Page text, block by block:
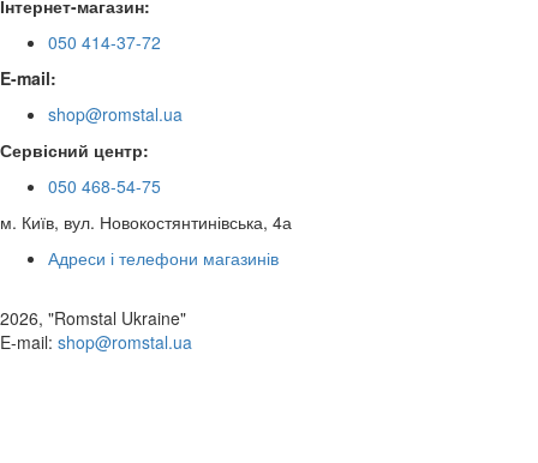
Інтернет-магазин:
050 414-37-72
E-mail:
shop@romstal.ua
Сервісний центр:
050 468-54-75
м. Київ, вул. Новокостянтинівська, 4а
Адреси і телефони магазинів
2026, "Romstal Ukraine"
​E-mail: shop@romstal.ua